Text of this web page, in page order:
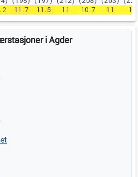
11.7 11.5 11 10.7 11 11
i Agder